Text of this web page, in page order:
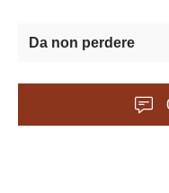
Da non perdere